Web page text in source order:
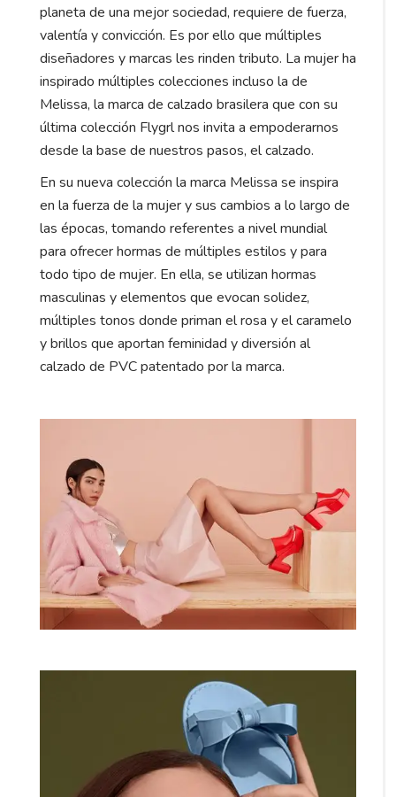
planeta de una mejor sociedad, requiere de fuerza,
valentía y convicción. Es por ello que múltiples
diseñadores y marcas les rinden tributo. La mujer ha
inspirado múltiples colecciones incluso la de
Melissa, la marca de calzado brasilera que con su
última colección Flygrl nos invita a empoderarnos
desde la base de nuestros pasos, el calzado.
En su nueva colección la marca Melissa se inspira
en la fuerza de la mujer y sus cambios a lo largo de
las épocas, tomando referentes a nivel mundial
para ofrecer hormas de múltiples estilos y para
todo tipo de mujer. En ella, se utilizan hormas
masculinas y elementos que evocan solidez,
múltiples tonos donde priman el rosa y el caramelo
y brillos que aportan feminidad y diversión al
calzado de PVC patentado por la marca.